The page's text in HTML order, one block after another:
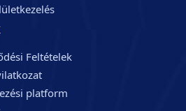
Feltételek
platform